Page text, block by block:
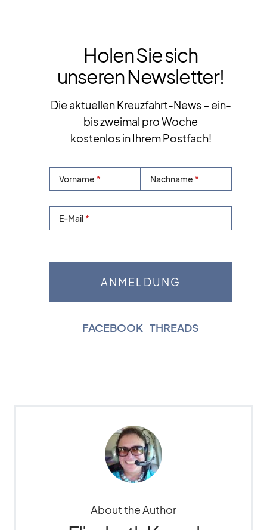
Holen Sie sich
unseren Newsletter!
Die aktuellen Kreuzfahrt-News – ein-
bis zweimal pro Woche
kostenlos in Ihrem Postfach!
Vorname Nachname
E-Mail
FACEBOOK THREADS
About the Author